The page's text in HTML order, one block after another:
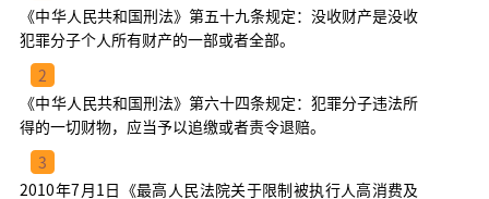
《中华人民共和国刑法》第五十九条规定：没收财产是没收
犯罪分子个人所有财产的一部或者全部。
2
《中华人民共和国刑法》第六十四条规定：犯罪分子违法所
得的一切财物，应当予以追缴或者责令退赔。
3
2010年7月1日《最高人民法院关于限制被执行人高消费及